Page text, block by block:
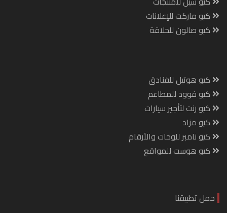
كيو ماركت للإعلانات
كيو صالون للحلاقة
كيو هوتيل للفنادق
كيو فوود للمطاعم
كيو رنت لتأجير سيارات
كيو مزاد
كيو نامبر للوحات والأرقام
كيو هوست للمواقع
حمل تطبيقنا